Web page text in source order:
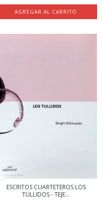
ESCRITOS CUARTETEROS LOS
TULLIDOS - TEJE...